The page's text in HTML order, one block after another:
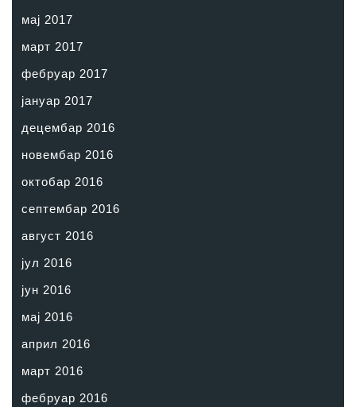
мај 2017
март 2017
фебруар 2017
јануар 2017
децембар 2016
новембар 2016
октобар 2016
септембар 2016
август 2016
јул 2016
јун 2016
мај 2016
април 2016
март 2016
фебруар 2016